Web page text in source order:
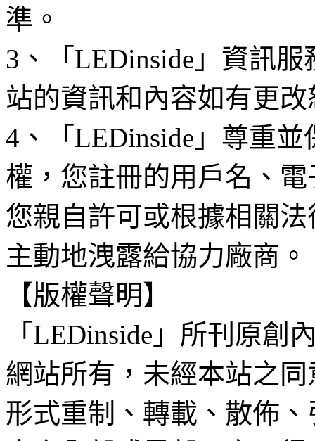
準。
3、「LEDinside」資訊
站的資訊和內容如有更
4、「LEDinside」尊重
權，您註冊的用戶名、
您親自許可或根據相關
主動地洩露給協力廠商。
【版權聲明】
「LEDinside」所刊原創
網站所有，未經本站之
形式重制、轉載、散佈